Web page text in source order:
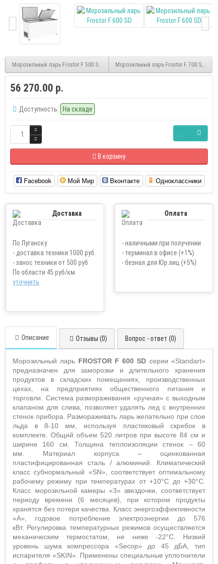
Морозильный ларь Frostor F 500 SD, белыйМорозильный ларь Frostor F 700 S,
56 270.00 р.
Доступность: На складе
В корзину
Facebook Мой Мир Вконтакте Одноклассники
Доставка
По Луганску
- доставка техники 1000 руб.
- занос техники от 500 руб
По области 45 руб/км
уточнить
Оплата
- наличными при получении
- терминал в офисе (+1%)
- безнал для Юр.лиц (+5%)
Описание Отзывы (0) Вопрос - ответ (0)
Морозильный ларь FROSTOR F 600SD серии «Standart»
предназначен для заморозки и длительного хранения
продуктов в складских помещениях, производственных
цехах, на предприятиях общественного питания и
торговли. Система размораживания «ручная» с выходным
клапаном для слива, позволяет удалять лед с внутренних
стенок прибора. Размораживать ларь желательно при слое
льда в 8-10 мм, используя пластиковый скребок в
комплекте. Общий объем 520 литров при высоте 84 см и
ширине 160 см. Толщина теплоизоляции стенок – 60
мм. Материал корпуса – оцинкованная
пластифицированная сталь / алюминий. Климатический
класс субнормальный «SN», соответствует оптимальному
рабочему режиму при температурах от +10°С до +30°С.
Класс морозильной камеры «3» звездочки, соответствует
периоду времени (6 месяцев), при котором продукты
хранятся без потери качества. Класс энергоэффективности
«А», годовое потребление электроэнергии до 576
кВт. Регулировка температурных режимов осуществляется
механическим термостатом, не ниже -22°С. Низкий
уровень шума компрессора «Secop» до 45 дБА, тип
испарителя «SKIN». Применены специальные уплотнители